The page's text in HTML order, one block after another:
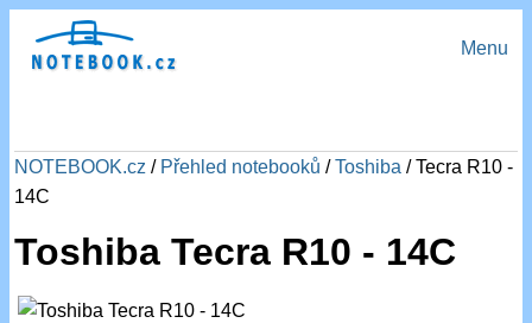
Menu
NOTEBOOK.cz / Přehled notebooků /Toshiba / Tecra R10 -
14C
Toshiba Tecra R10 - 14C